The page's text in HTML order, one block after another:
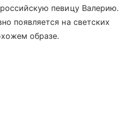
певицу Валерию.
появляется на светских
образе.